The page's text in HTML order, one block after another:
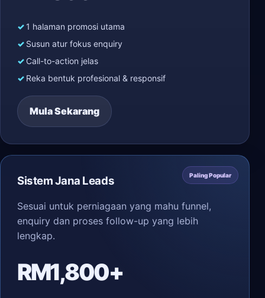
1 halaman promosi utama
Susun atur fokus enquiry
Call-to-action jelas
Reka bentuk profesional & responsif
Mula Sekarang
Paling Popular
Sistem Jana Leads
Sesuai untuk perniagaan yang mahu funnel,
enquiry dan proses follow-up yang lebih
lengkap.
RM1,800+